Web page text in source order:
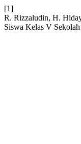
[1]
R. Rizzaludin, H.
Siswa Kelas V Sekolah